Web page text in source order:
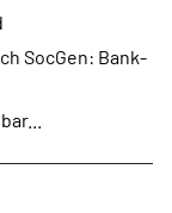
SocGen: Bank-